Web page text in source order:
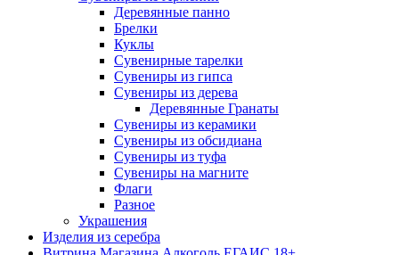
Деревянные панно
Брелки
Куклы
Сувенирные тарелки
Сувениры из гипса
Сувениры из дерева
Деревянные Гранаты
Сувениры из керамики
Сувениры из обсидиана
Сувениры из туфа
Сувениры на магните
Флаги
Разное
Украшения
Изделия из серебра